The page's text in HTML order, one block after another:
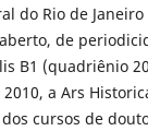
do Rio de Janeiro
de
B1 (quadriênio
a Ars
cursos de